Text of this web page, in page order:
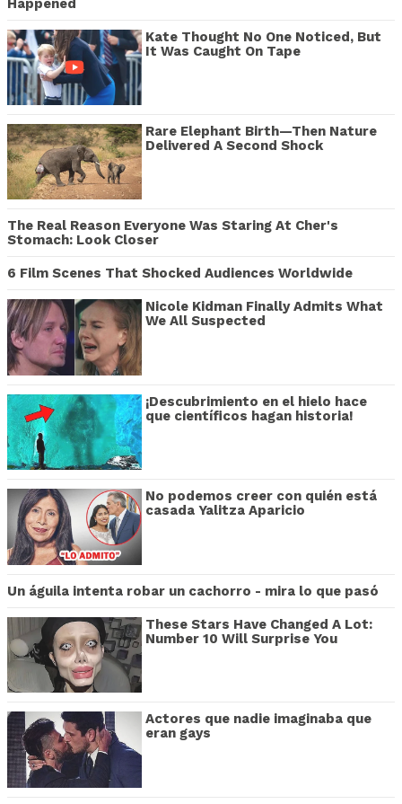
Kate Thought No One Noticed, But
It Was Caught On Tape
Rare Elephant Birth—Then Nature
Delivered A Second Shock
The Real Reason Everyone Was Staring At Cher's
Stomach: Look Closer
6 Film Scenes That Shocked Audiences Worldwide
Nicole Kidman Finally Admits What
We All Suspected
¡Descubrimiento en el hielo hace
que científicos hagan historia!
No podemos creer con quién está
casada Yalitza Aparicio
Un águila intenta robar un cachorro - mira lo que pasó
These Stars Have Changed A Lot:
Number 10 Will Surprise You
Actores que nadie imaginaba que
eran gays